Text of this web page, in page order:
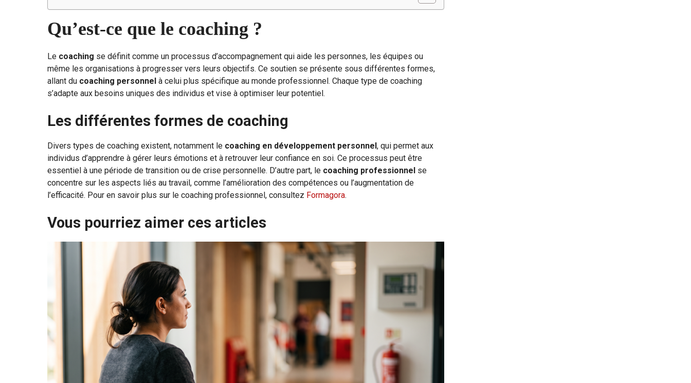
Qu’est-ce que le coaching ?
Le coaching se définit comme un processus d’accompagnement qui aide les personnes, les équipes ou
même les organisations à progresser vers leurs objectifs. Ce soutien se présente sous différentes formes,
allant du coaching personnel à celui plus spécifique au monde professionnel. Chaque type de coaching
s’adapte aux besoins uniques des individus et vise à optimiser leur potentiel.
Les différentes formes de coaching
Divers types de coaching existent, notamment le coaching en développement personnel, qui permet aux
individus d’apprendre à gérer leurs émotions et à retrouver leur confiance en soi. Ce processus peut être
essentiel à une période de transition ou de crise personnelle. D’autre part, le coaching professionnel se
concentre sur les aspects liés au travail, comme l’amélioration des compétences ou l’augmentation de
l’efficacité. Pour en savoir plus sur le coaching professionnel, consultez Formagora.
Vous pourriez aimer ces articles